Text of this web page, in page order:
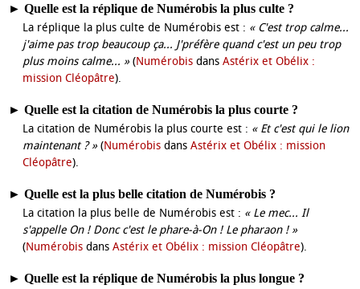
► Quelle est la réplique de Numérobis la plus culte ?
La réplique la plus culte de Numérobis est : « C'est trop calme...
j'aime pas trop beaucoup ça... J'préfère quand c'est un peu trop
plus moins calme... »(Numérobis dans Astérix et Obélix :
mission Cléopâtre).
► Quelle est la citation de Numérobis la plus courte ?
La citation de Numérobis la plus courte est : « Et c'est qui le lion
maintenant ? »(Numérobis dans Astérix et Obélix : mission
Cléopâtre).
► Quelle est la plus belle citation de Numérobis ?
La citation la plus belle de Numérobis est : « Le mec... Il
s'appelle On ! Donc c'est le phare-à-On ! Le pharaon ! »
(Numérobis dans Astérix et Obélix : mission Cléopâtre).
► Quelle est la réplique de Numérobis la plus longue ?